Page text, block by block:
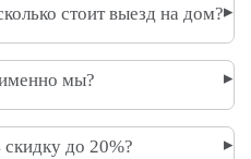
стоит выезд на дом?▸
мы? ▸
до 20%? ▸